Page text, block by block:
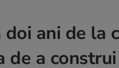
ani de la
de a